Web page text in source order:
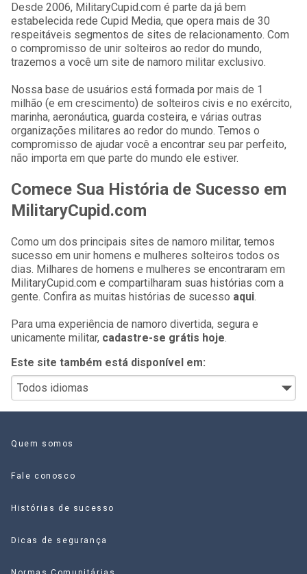
Desde 2006, MilitaryCupid.com é parte da já bem
estabelecida rede Cupid Media, que opera mais de 30
respeitáveis segmentos de sites de relacionamento. Com
o compromisso de unir solteiros ao redor do mundo,
trazemos a você um site de namoro militar exclusivo.
Nossa base de usuários está formada por mais de 1
milhão (e em crescimento) de solteiros civis e no exército,
marinha, aeronáutica, guarda costeira, e várias outras
organizações militares ao redor do mundo. Temos o
compromisso de ajudar você a encontrar seu par perfeito,
não importa em que parte do mundo ele estiver.
Comece Sua História de Sucesso em
MilitaryCupid.com
Como um dos principais sites de namoro militar, temos
sucesso em unir homens e mulheres solteiros todos os
dias. Milhares de homens e mulheres se encontraram em
MilitaryCupid.com e compartilharam suas histórias com a
gente. Confira as muitas histórias de sucesso aqui.
Para uma experiência de namoro divertida, segura e
unicamente militar, cadastre-se grátis hoje.
Este site também está disponível em:
Quem somos
Fale conosco
Histórias de sucesso
Dicas de segurança